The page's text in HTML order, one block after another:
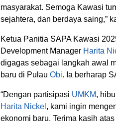
masyarakat. Semoga Kawasi
sejahtera, dan berdaya saing,”
Ketua Panitia SAPA Kawasi
Development Manager Harita
digagas sebagai langkah awal
baru di Pulau Obi. Ia berharap
“Dengan partisipasi UMKM,
Harita Nickel , kami ingin
ekonomi baru. Terima kasih